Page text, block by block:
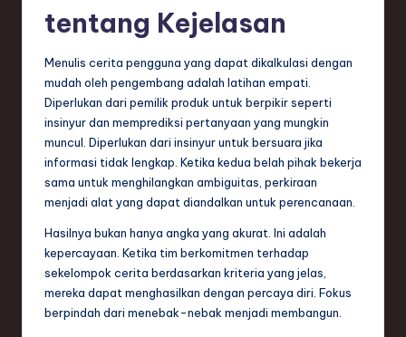
tentang Kejelasan
Menulis cerita pengguna yang dapat dikalkulasi dengan
mudah oleh pengembang adalah latihan empati.
Diperlukan dari pemilik produk untuk berpikir seperti
insinyur dan memprediksi pertanyaan yang mungkin
muncul. Diperlukan dari insinyur untuk bersuara jika
informasi tidak lengkap. Ketika kedua belah pihak bekerja
sama untuk menghilangkan ambiguitas, perkiraan
menjadi alat yang dapat diandalkan untuk perencanaan.
Hasilnya bukan hanya angka yang akurat. Ini adalah
kepercayaan. Ketika tim berkomitmen terhadap
sekelompok cerita berdasarkan kriteria yang jelas,
mereka dapat menghasilkan dengan percaya diri. Fokus
berpindah dari menebak-nebak menjadi membangun.